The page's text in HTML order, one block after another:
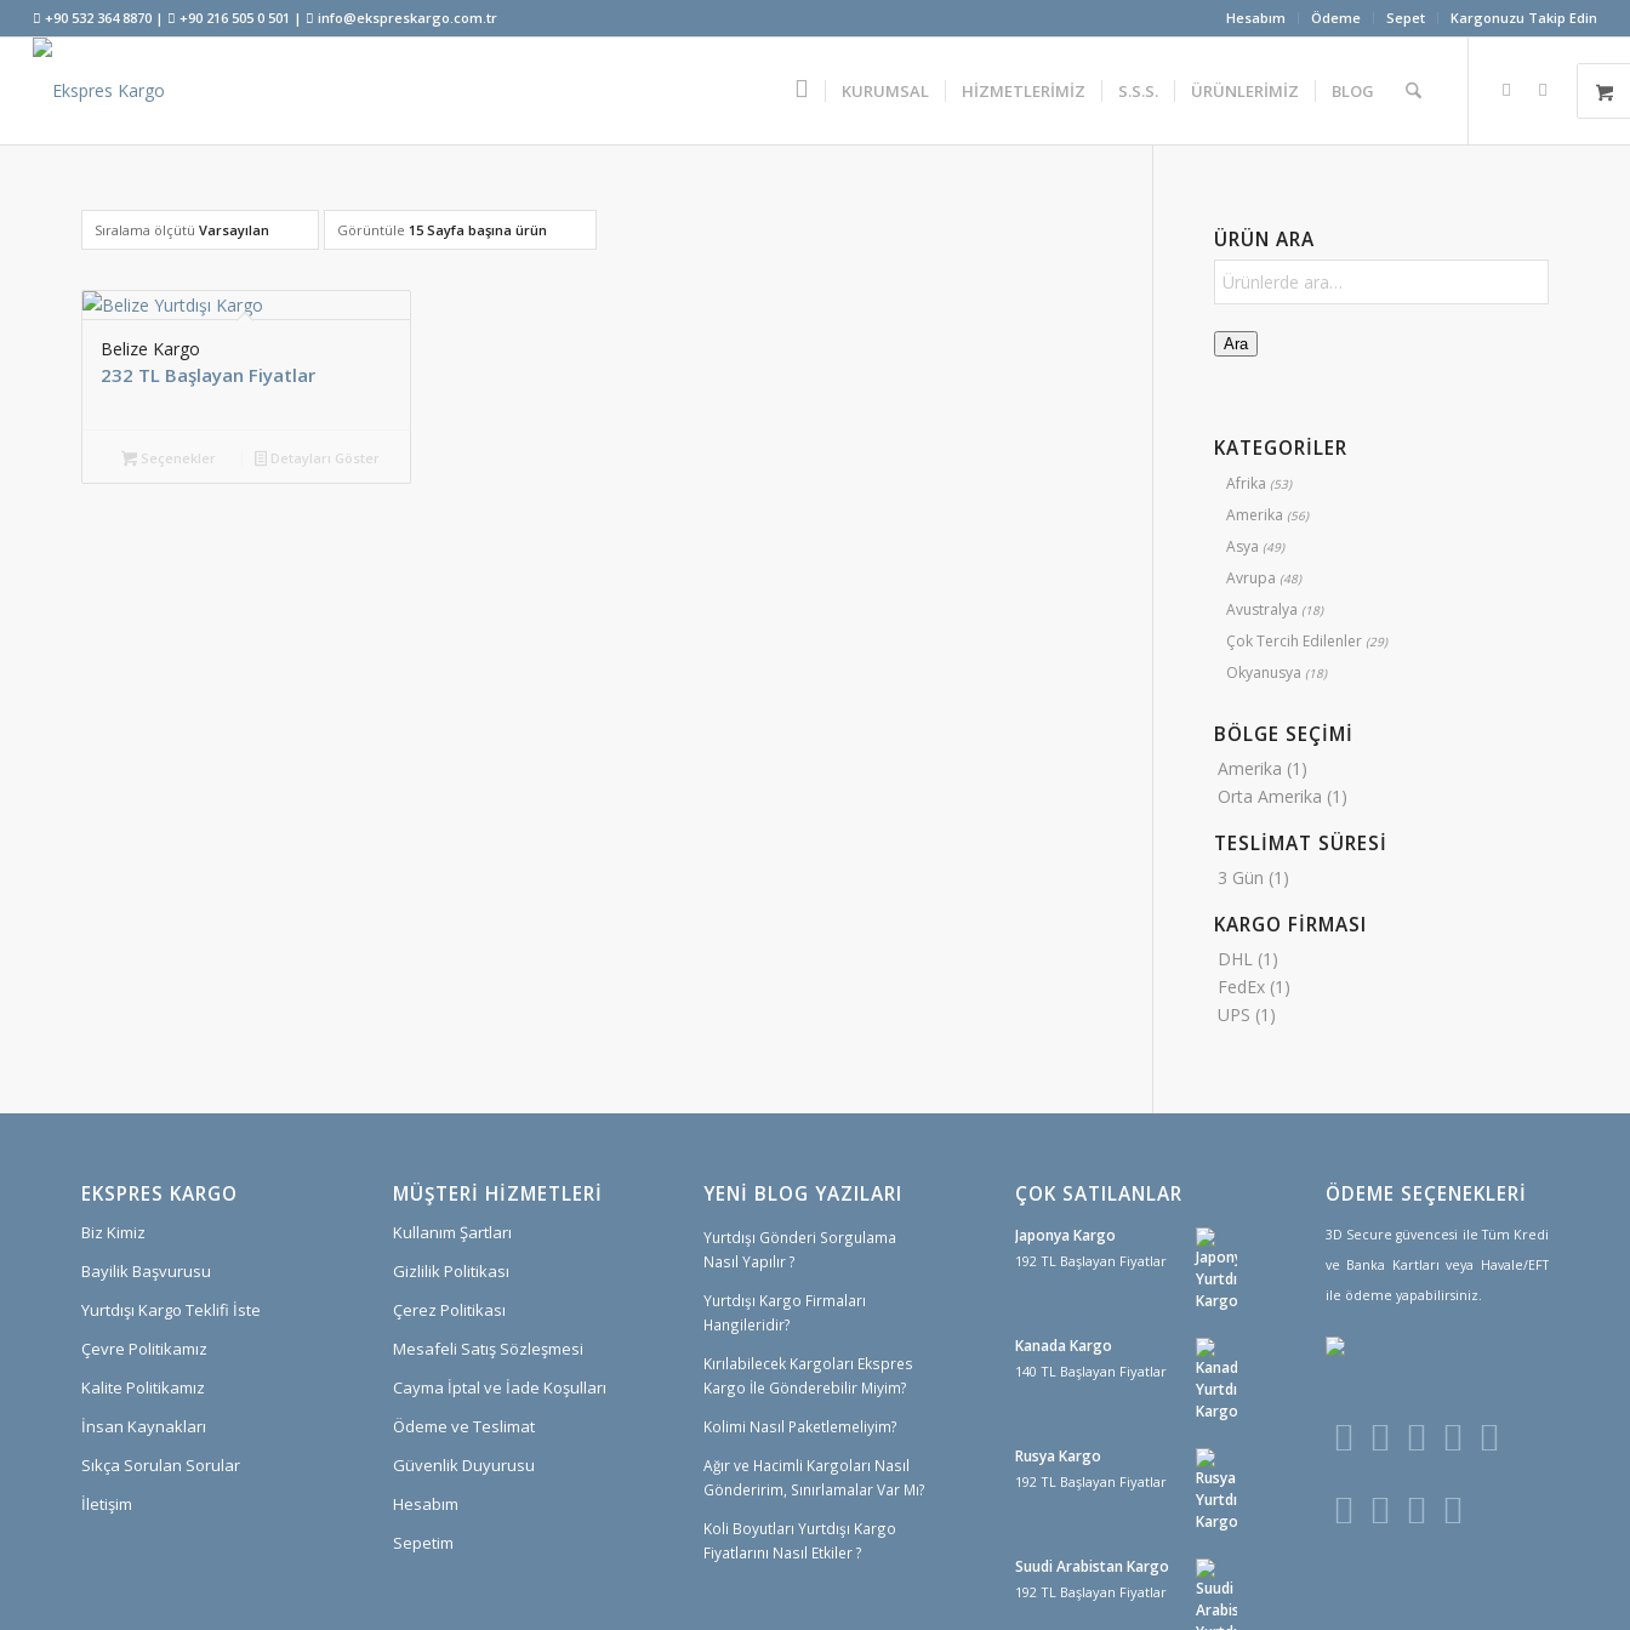
Hesabım Ödeme Sepet Kargonuzu Takip Edin
+90 532 364 8870 | +90 216 505 0 501 | info@ekspreskargo.com.tr
KURUMSAL HİZMETLERİMİZ S.S.S. ÜRÜNLERİMİZ BLOG
Sıralama ölçütü Varsayılan Görüntüle 15 Sayfa başına ürün
Belize Kargo
232 TL Başlayan Fiyatlar
Seçenekler Detayları Göster
ÜRÜN ARA
Ara
KATEGORİLER
Afrika (53)
Amerika (56)
Asya (49)
Avrupa (48)
Avustralya (18)
Çok Tercih Edilenler (29)
Okyanusya (18)
BÖLGE SEÇİMİ
Amerika (1)
Orta Amerika (1)
TESLİMAT SÜRESİ
3 Gün (1)
KARGO FİRMASI
DHL (1)
FedEx (1)
UPS (1)
EKSPRES KARGO
Biz Kimiz
Bayilik Başvurusu
Yurtdışı Kargo Teklifi İste
Çevre Politikamız
Kalite Politikamız
İnsan Kaynakları
Sıkça Sorulan Sorular
İletişim
MÜŞTERI HIZMETLERI
Kullanım Şartları
Gizlilik Politikası
Çerez Politikası
Mesafeli Satış Sözleşmesi
Cayma İptal ve İade Koşulları
Ödeme ve Teslimat
Güvenlik Duyurusu
Hesabım
Sepetim
YENİ BLOG YAZILARI
Yurtdışı Gönderi Sorgulama
Nasıl Yapılır ?
Yurtdışı Kargo Firmaları
Hangileridir?
Kırılabilecek Kargoları Ekspres
Kargo İle Gönderebilir Miyim?
Kolimi Nasıl Paketlemeliyim?
Ağır ve Hacimli Kargoları Nasıl
Gönderirim, Sınırlamalar Var Mı?
Koli Boyutları Yurtdışı Kargo
Fiyatlarını Nasıl Etkiler ?
ÇOK SATILANLAR
Japonya Kargo
192 TL Başlayan Fiyatlar
Kanada Kargo
140 TL Başlayan Fiyatlar
Rusya Kargo
192 TL Başlayan Fiyatlar
Suudi Arabistan Kargo
192 TL Başlayan Fiyatlar
ÖDEME SEÇENEKLERİ
3D Secure güvencesi ile Tüm Kredi
ve Banka Kartları veya Havale/EFT
ile ödeme yapabilirsiniz.